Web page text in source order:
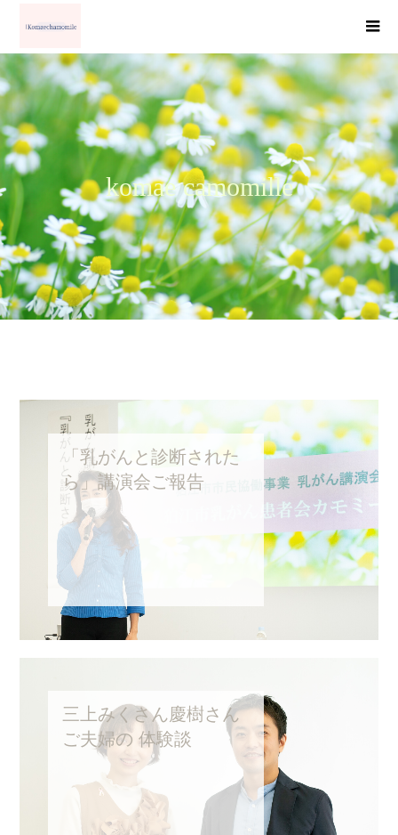
komae camomille
第6回池田紫先生インタビュー
第5回池田紫先生インタビュー
第4回池田紫先生インタビュー
乳がん講演会「乳がんと診断されたとき」
「乳がんと診断された
ら」講演会ご報告
三上みくさん慶樹さん
ご夫婦の 体験談